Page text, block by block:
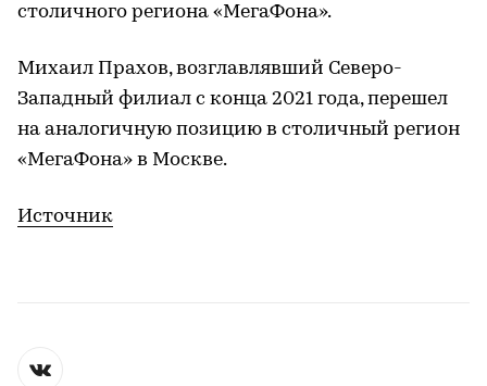
столичного региона «МегаФона».
Михаил Прахов, возглавлявший Северо-
Западный филиал с конца 2021 года, перешел
на аналогичную позицию в столичный регион
«МегаФона» в Москве.
Источник